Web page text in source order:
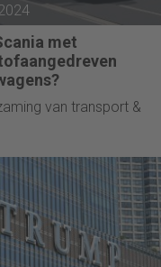
met
van transport &